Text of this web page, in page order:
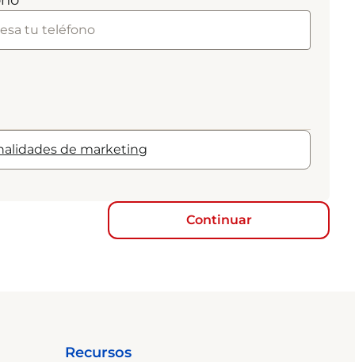
de marketing
Continuar
Recursos